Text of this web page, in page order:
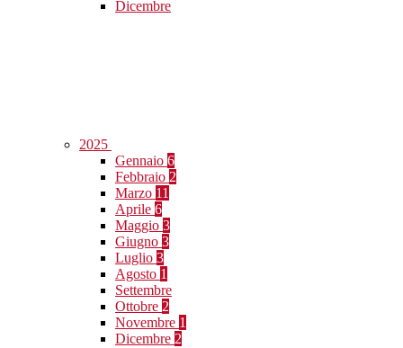
Dicembre
2025
Gennaio 6
Febbraio 2
Marzo 11
Aprile 6
Maggio 3
Giugno 3
Luglio 3
Agosto 1
Settembre
Ottobre 2
Novembre 1
Dicembre 2